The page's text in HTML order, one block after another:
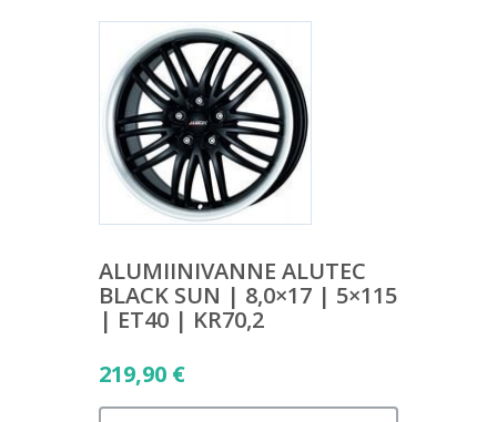
ALUMIINIVANNE ALUTEC
BLACK SUN | 8,0×17 | 5×115
| ET40 | KR70,2
219,90 €